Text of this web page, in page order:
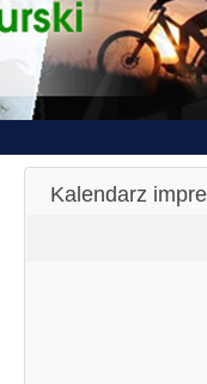
Kalendarz